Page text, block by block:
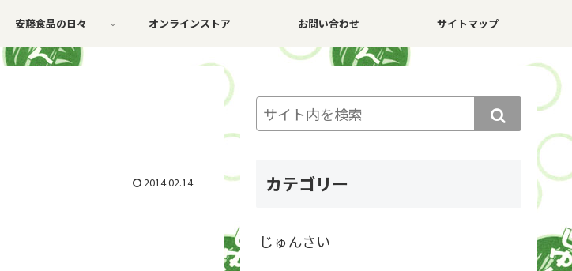
安藤食品の日々 オンラインストア お問い合わせ サイトマップ
2014.02.14 カテゴリー
じゅんさい